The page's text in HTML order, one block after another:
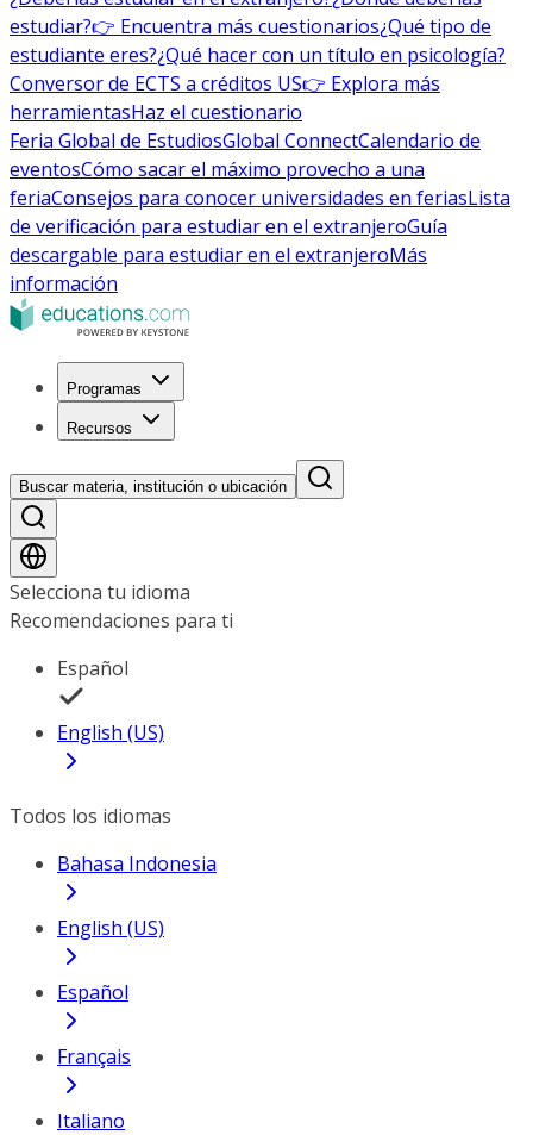
estudiar?👉 Encuentra más cuestionarios¿Qué tipo de
estudiante eres?¿Qué hacer con un título en psicología?
Conversor de ECTS a créditos US👉 Explora más
herramientasHaz el cuestionario
Feria Global de EstudiosGlobal ConnectCalendario de
eventosCómo sacar el máximo provecho a una
feriaConsejos para conocer universidades en feriasLista
de verificación para estudiar en el extranjeroGuía
descargable para estudiar en el extranjeroMás
información
Programas
Recursos
Buscar materia, institución o ubicación
Selecciona tu idioma
Recomendaciones para ti
Español
English (US)
Todos los idiomas
Bahasa Indonesia
English (US)
Español
Français
Italiano